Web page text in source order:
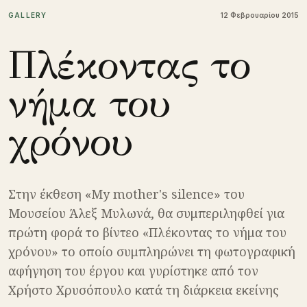
GALLERY 12 Φεβρουαρίου 2015
Πλέκοντας το
νήμα του
χρόνου
Στην έκθεση «My mother's silence» του
Μουσείου Άλεξ Μυλωνά, θα συμπεριληφθεί για
πρώτη φορά το βίντεο «Πλέκοντας το νήμα του
χρόνου» το οποίο συμπληρώνει τη φωτογραφική
αφήγηση του έργου και γυρίστηκε από τον
Χρήστο Χρυσόπουλο κατά τη διάρκεια εκείνης